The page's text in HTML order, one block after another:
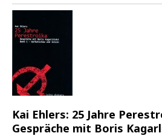
Kai Ehlers: 25 Jahre
Gespräche mit Boris